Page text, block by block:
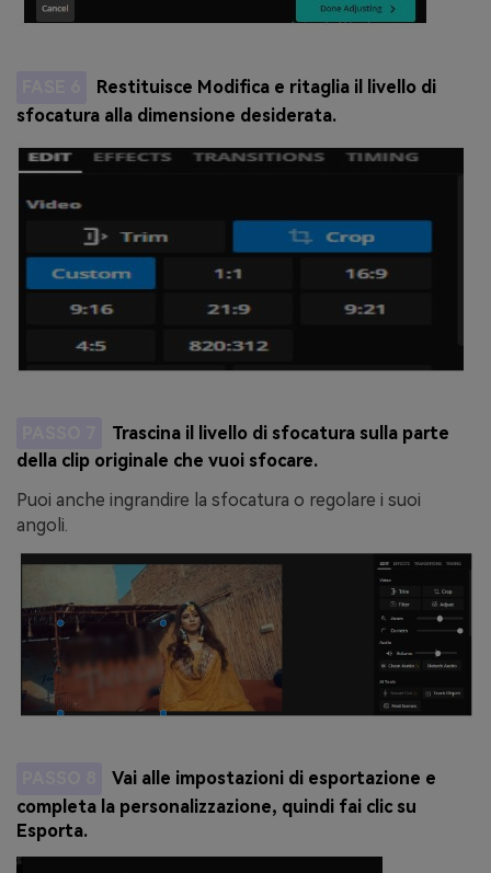
Restituisce Modifica e ritaglia il livello di
sfocatura alla dimensione desiderata.
Trascina il livello di sfocatura sulla parte
della clip originale che vuoi sfocare.
Puoi anche ingrandire la sfocatura o regolare i suoi
angoli.
Vai alle impostazioni di esportazione e
completa la personalizzazione, quindi fai clic su
Esporta.